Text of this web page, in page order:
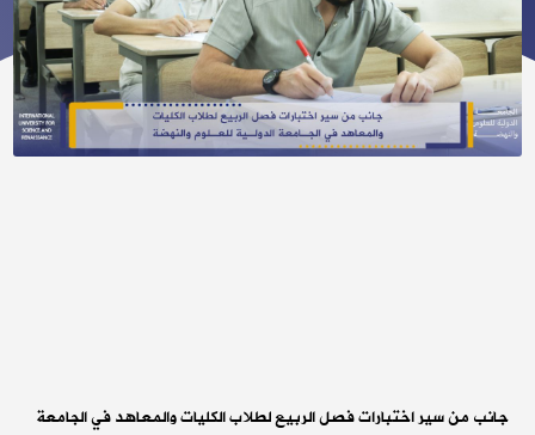
جانب من سير اختبارات فصل الربيع لطلاب الكليات والمعاهد في الجامعة